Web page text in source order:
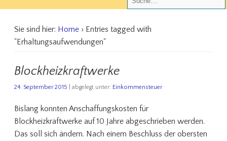
Sie sind hier: Home› Entries tagged with
"Erhaltungsaufwendungen"
Blockheizkraftwerke
24. September 2015 | abgelegt unter: Einkommensteuer
Bislang konnten Anschaffungskosten für
Blockheizkraftwerke auf 10 Jahre abgeschrieben werden.
Das soll sich ändern. Nach einem Beschluss der obersten